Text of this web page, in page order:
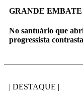
GRANDE
No santuário que
progressista
| DESTAQUE |